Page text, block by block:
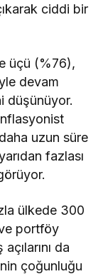
ciddi bir
üçü (%76),
devam
düşünüyor.
uzun süre
fazlası
ülkede 300
portföy
da
çoğunluğu